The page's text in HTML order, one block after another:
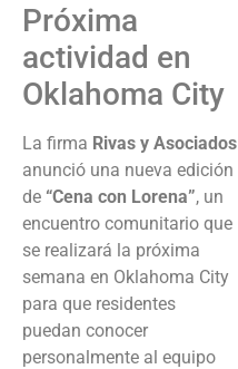
Próxima
actividad en
Oklahoma City
La firma Rivas y Asociados
anunció una nueva edición
de “Cena con Lorena”, un
encuentro comunitario que
se realizará la próxima
semana en Oklahoma City
para que residentes
puedan conocer
personalmente al equipo